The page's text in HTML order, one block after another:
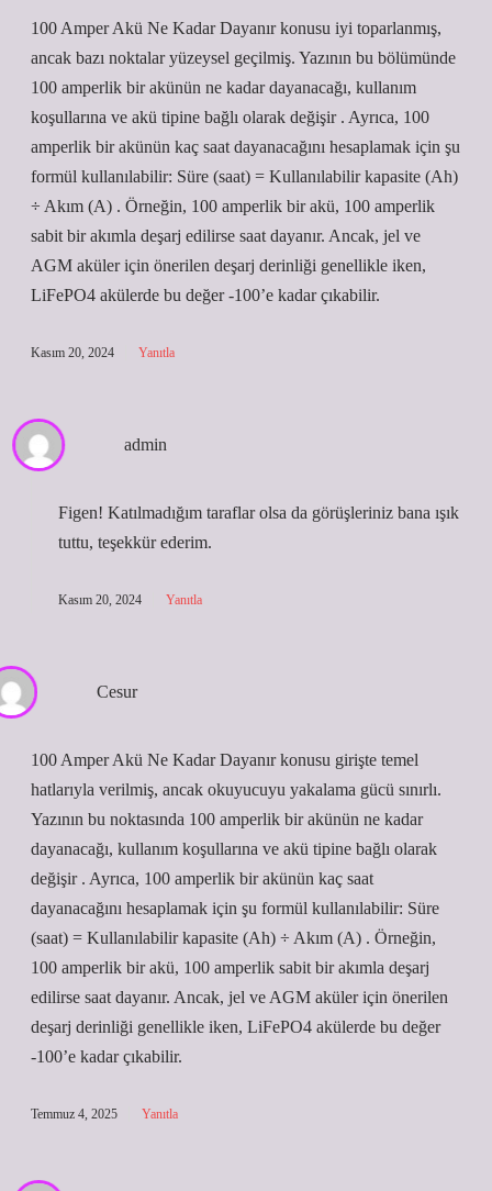
100 Amper Akü Ne Kadar Dayanır konusu iyi toparlanmış,
ancak bazı noktalar yüzeysel geçilmiş. Yazının bu bölümünde
100 amperlik bir akünün ne kadar dayanacağı, kullanım
koşullarına ve akü tipine bağlı olarak değişir . Ayrıca, 100
amperlik bir akünün kaç saat dayanacağını hesaplamak için şu
formül kullanılabilir: Süre (saat) = Kullanılabilir kapasite (Ah)
÷ Akım (A) . Örneğin, 100 amperlik bir akü, 100 amperlik
sabit bir akımla deşarj edilirse saat dayanır. Ancak, jel ve
AGM aküler için önerilen deşarj derinliği genellikle iken,
LiFePO4 akülerde bu değer -100’e kadar çıkabilir.
Kasım 20, 2024 Yanıtla
admin
Figen! Katılmadığım taraflar olsa da görüşleriniz bana ışık
tuttu, teşekkür ederim.
Kasım 20, 2024 Yanıtla
Cesur
100 Amper Akü Ne Kadar Dayanır konusu girişte temel
hatlarıyla verilmiş, ancak okuyucuyu yakalama gücü sınırlı.
Yazının bu noktasında 100 amperlik bir akünün ne kadar
dayanacağı, kullanım koşullarına ve akü tipine bağlı olarak
değişir . Ayrıca, 100 amperlik bir akünün kaç saat
dayanacağını hesaplamak için şu formül kullanılabilir: Süre
(saat) = Kullanılabilir kapasite (Ah) ÷ Akım (A) . Örneğin,
100 amperlik bir akü, 100 amperlik sabit bir akımla deşarj
edilirse saat dayanır. Ancak, jel ve AGM aküler için önerilen
deşarj derinliği genellikle iken, LiFePO4 akülerde bu değer
-100’e kadar çıkabilir.
Temmuz 4, 2025 Yanıtla